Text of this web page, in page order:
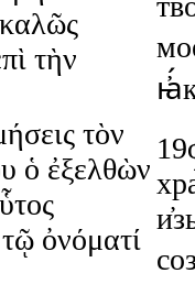
καλῶς
τὴν
τὸν
ὁ ἐξελθὼν
τῷ ὀνόματί
19